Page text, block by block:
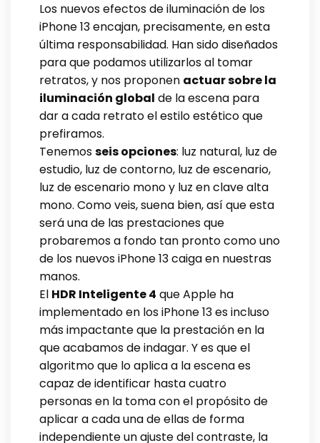
Los nuevos efectos de iluminación de los
iPhone 13 encajan, precisamente, en esta
última responsabilidad. Han sido diseñados
para que podamos utilizarlos al tomar
retratos, y nos proponen actuar sobre la
iluminación global de la escena para
dar a cada retrato el estilo estético que
prefiramos.
Tenemosseis opciones: luz natural, luz de
estudio, luz de contorno, luz de escenario,
luz de escenario mono y luz en clave alta
mono. Como veis, suena bien, así que esta
será una de las prestaciones que
probaremos a fondo tan pronto como uno
de los nuevos iPhone 13 caiga en nuestras
manos.
El HDR Inteligente 4 que Apple ha
implementado en los iPhone 13 es incluso
más impactante que la prestación en la
que acabamos de indagar. Y es que el
algoritmo que lo aplica a la escena es
capaz de identificar hasta cuatro
personas en la toma con el propósito de
aplicar a cada una de ellas de forma
independiente un ajuste del contraste, la